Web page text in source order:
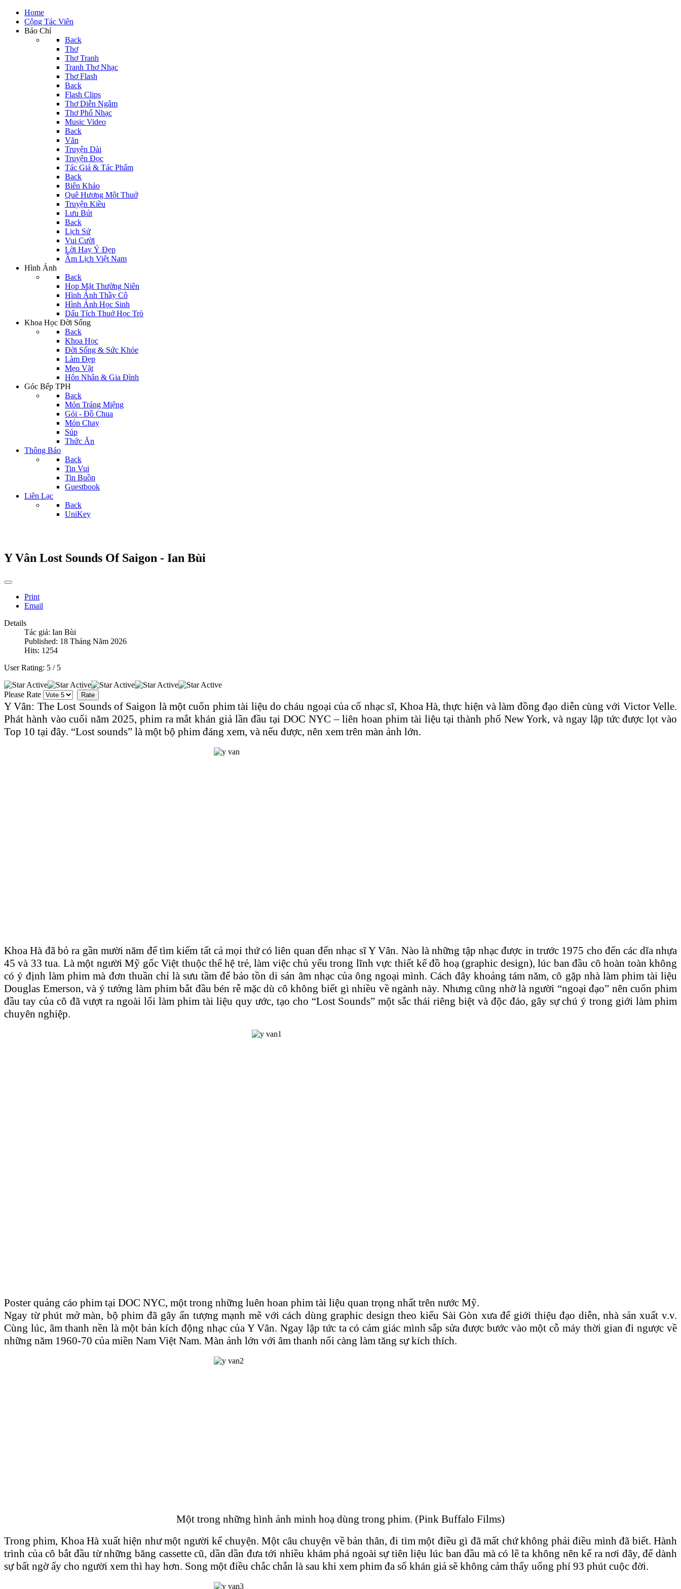
Home
Cộng Tác Viên
Báo Chí
Back
Thơ
Thơ Tranh
Tranh Thơ Nhạc
Thơ Flash
Back
Flash Clips
Thơ Diễn Ngâm
Thơ Phổ Nhạc
Music Video
Back
Văn
Truyện Dài
Truyện Đọc
Tác Giả & Tác Phẩm
Back
Biên Khảo
Quê Hương Một Thuở
Truyện Kiều
Lưu Bút
Back
Lịch Sử
Vui Cười
Lời Hay Ý Đẹp
Âm Lịch Việt Nam
Hình Ảnh
Back
Họp Mặt Thường Niên
Hình Ảnh Thầy Cô
Hình Ảnh Học Sinh
Dấu Tích Thuở Học Trò
Khoa Học Đời Sống
Back
Khoa Học
Đời Sống & Sức Khỏe
Làm Đẹp
Mẹo Vặt
Hôn Nhân & Gia Đình
Góc Bếp TPH
Back
Món Tráng Miệng
Gỏi - Đồ Chua
Món Chay
Súp
Thức Ăn
Thông Báo
Back
Tin Vui
Tin Buồn
Guestbook
Liên Lạc
Back
UniKey
Y Vân Lost Sounds Of Saigon - Ian Bùi
Print
Email
Details
Tác giả: Ian Bùi
Published: 18 Tháng Năm 2026
Hits: 1254
User Rating: 5 / 5
Please Rate
Y Vân: The Lost Sounds of Saigon là một cuốn phim tài liệu do cháu ngoại của cố nhạc sĩ, Khoa Hà, thực hiện và làm đồng đạo diễn cùng với Victor Velle.
Phát hành vào cuối năm 2025, phim ra mắt khán giả lần đầu tại DOC NYC – liên hoan phim tài liệu tại thành phố New York, và ngay lập tức được lọt vào
Top 10 tại đây. “Lost sounds” là một bộ phim đáng xem, và nếu được, nên xem trên màn ảnh lớn.
Khoa Hà đã bỏ ra gần mười năm để tìm kiếm tất cả mọi thứ có liên quan đến nhạc sĩ Y Vân. Nào là những tập nhạc được in trước 1975 cho đến các dĩa nhựa
45 và 33 tua. Là một người Mỹ gốc Việt thuộc thế hệ trẻ, làm việc chủ yếu trong lĩnh vực thiết kế đồ hoạ (graphic design), lúc ban đầu cô hoàn toàn không
có ý định làm phim mà đơn thuần chỉ là sưu tầm để bảo tồn di sản âm nhạc của ông ngoại mình. Cách đây khoảng tám năm, cô gặp nhà làm phim tài liệu
Douglas Emerson, và ý tưởng làm phim bắt đầu bén rễ mặc dù cô không biết gì nhiều về ngành này. Nhưng cũng nhờ là người “ngoại đạo” nên cuốn phim
đầu tay của cô đã vượt ra ngoài lối làm phim tài liệu quy ước, tạo cho “Lost Sounds” một sắc thái riêng biệt và độc đáo, gây sự chú ý trong giới làm phim
chuyên nghiệp.
Poster quảng cáo phim tại DOC NYC, một trong những luên hoan phim tài liệu quan trọng nhất trên nước Mỹ.
Ngay từ phút mở màn, bộ phim đã gây ấn tượng mạnh mẽ với cách dùng graphic design theo kiểu Sài Gòn xưa để giới thiệu đạo diễn, nhà sản xuất v.v.
Cùng lúc, âm thanh nền là một bản kích động nhạc của Y Vân. Ngay lập tức ta có cảm giác mình sắp sửa được bước vào một cỗ máy thời gian đi ngược về
những năm 1960-70 của miền Nam Việt Nam. Màn ảnh lớn với âm thanh nổi càng làm tăng sự kích thích.
Một trong những hình ảnh minh hoạ dùng trong phim. (Pink Buffalo Films)
Trong phim, Khoa Hà xuất hiện như một người kể chuyện. Một câu chuyện về bản thân, đi tìm một điều gì đã mất chứ không phải điều mình đã biết. Hành
trình của cô bắt đầu từ những băng cassette cũ, dần dần đưa tới nhiều khám phá ngoài sự tiên liệu lúc ban đầu mà có lẽ ta không nên kể ra nơi đây, để dành
sự bất ngờ ấy cho người xem thì hay hơn. Song một điều chắc chắn là sau khi xem phim đa số khán giả sẽ không cảm thấy uổng phí 93 phút cuộc đời.